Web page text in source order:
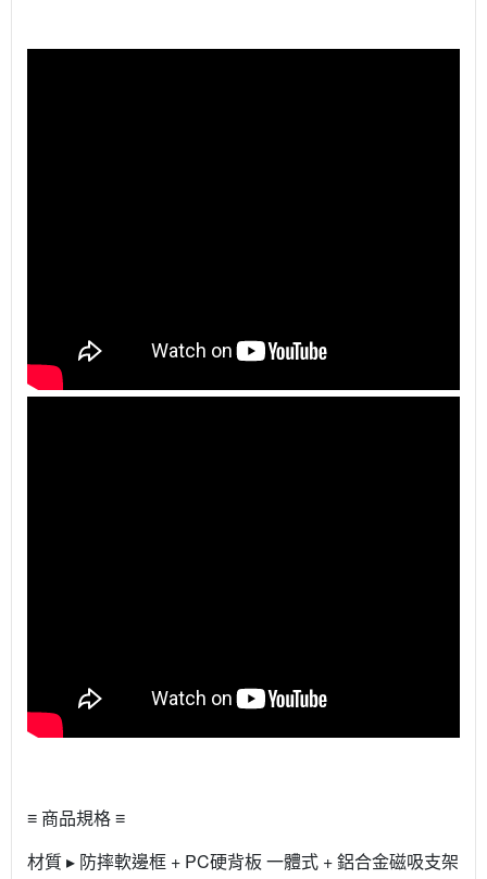
≡ 商品規格 ≡
材質 ▸ 防摔軟邊框 + PC硬背板 一體式 + 鋁合金磁吸支架